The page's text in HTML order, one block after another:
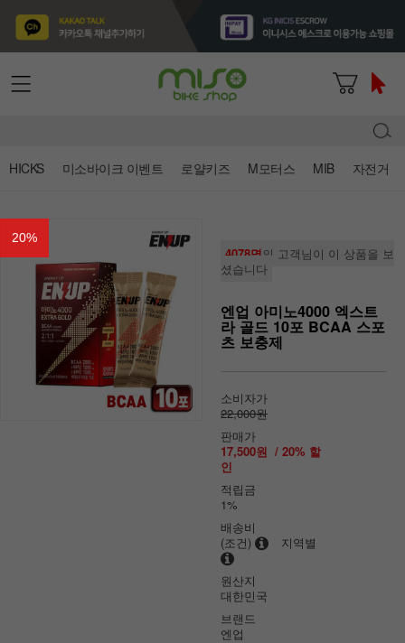
HICKS 미소바이크 이벤트 로얄키즈 M모터스 MIB 자전거
20%
4078명의 고객님이 이 상품을 보
셨습니다
엔업 아미노4000 엑스트
라 골드 10포 BCAA 스포
츠 보충제
소비자가
22,000원
판매가
17,500원 / 20% 할
인
적립금
1%
배송비
(조건)
지역별
원산지
대한민국
브랜드
엔업